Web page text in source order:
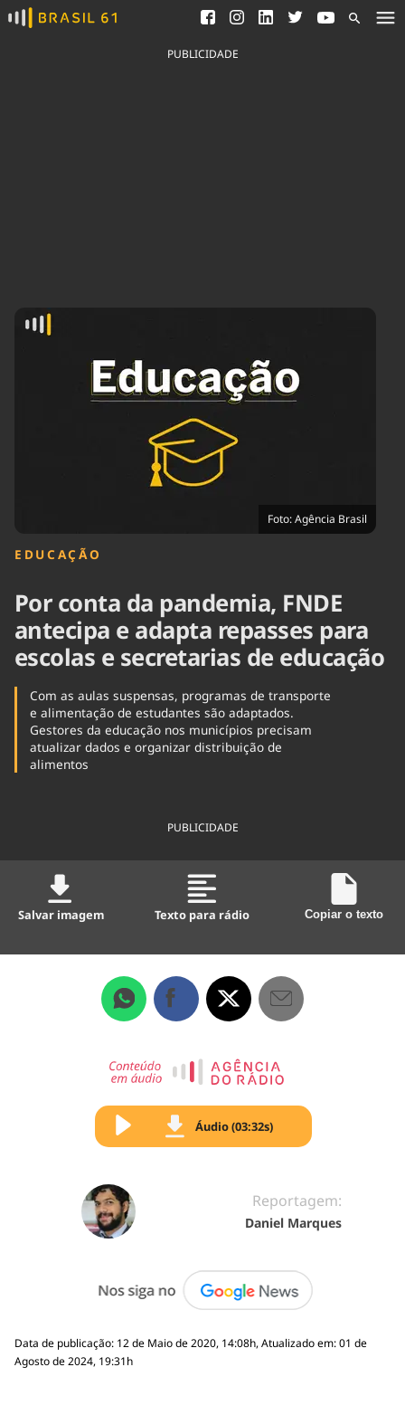
Ver todas as notícias
Saneamento
Indicadores
Agronegócios
Cultura
Economia
Educação
Infraestrutura
Internacional
Podcast
Política
Saúde
PUBLICIDADE
Foto: Agência Brasil
EDUCAÇÃO
Por conta da pandemia, FNDE
antecipa e adapta repasses para
escolas e secretarias de educação
Com as aulas suspensas, programas de transporte
e alimentação de estudantes são adaptados.
Gestores da educação nos municípios precisam
atualizar dados e organizar distribuição de
alimentos
PUBLICIDADE
Salvar imagem Texto para rádio Copiar o texto
Áudio (03:32s)
Reportagem:
Daniel Marques
Data de publicação: 12 de Maio de 2020, 14:08h, Atualizado em: 01 de
Agosto de 2024, 19:31h